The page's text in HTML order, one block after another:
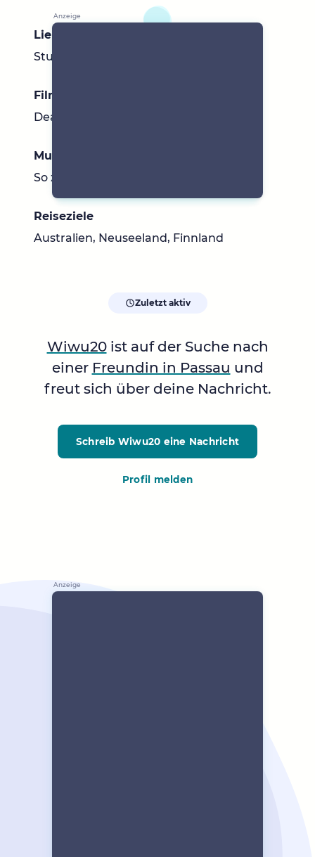
Lieblingsbücher
Sturmhöhe, Stolz und Vorurteil, ES
Filme & Serien
Dead Poets Society, Friends, Buffy
Musik
So ziemlich alles, außer Schlager
Reiseziele
Australien, Neuseeland, Finnland
Zuletzt aktiv
Wiwu20ist auf der Suche nach
einer Freundin in Passau und
freut sich über deine Nachricht.
Schreib Wiwu20 eine Nachricht
Profil melden